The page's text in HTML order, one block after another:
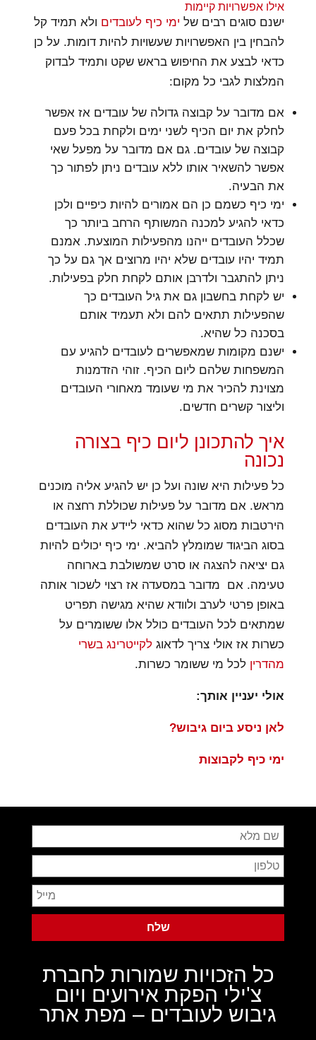
אילו אפשרויות קיימות
ישנם סוגים רבים של ימי כיף לעובדים ולא תמיד קל
להבחין בין האפשרויות שעשויות להיות דומות. על כן
כדאי לבצע את החיפוש בראש שקט ותמיד לבדוק
המלצות לגבי כל מקום:
אם מדובר על קבוצה גדולה של עובדים אז אפשר
לחלק את יום הכיף לשני ימים ולקחת בכל פעם
קבוצה של עובדים. גם אם מדובר על מפעל שאי
אפשר להשאיר אותו ללא עובדים ניתן לפתור כך
את הבעיה.
ימי כיף כשמם כן הם אמורים להיות כיפיים ולכן
כדאי להגיע למכנה המשותף הרחב ביותר כך
שכלל העובדים ייהנו מהפעילות המוצעת. אמנם
תמיד יהיו עובדים שלא יהיו מרוצים אך גם על כך
ניתן להתגבר ולדרבן אותם לקחת חלק בפעילות.
יש לקחת בחשבון גם את גיל העובדים כך
שהפעילות תתאים להם ולא תעמיד אותם
בסכנה כל שהיא.
ישנם מקומות שמאפשרים לעובדים להגיע עם
המשפחות שלהם ליום הכיף. זוהי הזדמנות
מצוינת להכיר את מי שעומד מאחורי העובדים
וליצור קשרים חדשים.
איך להתכונן ליום כיף בצורה
נכונה
כל פעילות היא שונה ועל כן יש להגיע אליה מוכנים
מראש. אם מדובר על פעילות שכוללת רחצה או
הירטבות מסוג כל שהוא כדאי ליידע את העובדים
בסוג הביגוד שמומלץ להביא. ימי כיף יכולים להיות
גם יציאה להצגה או סרט שמשולבת בארוחה
טעימה. אם מדובר במסעדה אז רצוי לשכור אותה
באופן פרטי לערב ולוודא שהיא מגישה תפריט
שמתאים לכל העובדים כולל אלו ששומרים על
כשרות אז אולי צריך לדאוג לקייטרינג בשרי
מהדרין לכל מי ששומר כשרות.
אולי יעניין אותך:
לאן ניסע ביום גיבוש?
ימי כיף לקבוצות
כל הזכויות שמורות לחברת
צ'ילי הפקת אירועים ויום
גיבוש לעובדים – מפת אתר